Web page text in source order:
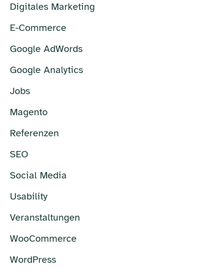
Digitales Marketing
E-Commerce
Google AdWords
Google Analytics
Jobs
Magento
Referenzen
SEO
Social Media
Usability
Veranstaltungen
WooCommerce
WordPress